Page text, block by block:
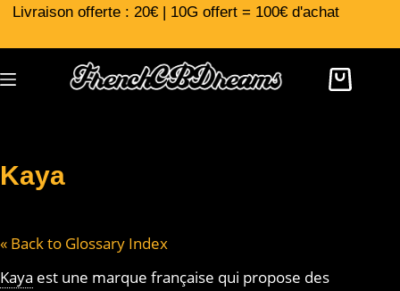
Livraison offerte : 20€ | 10G offert = 100€ d'achat
Kaya
« Back to Glossary Index
Kaya est une marque française qui propose des